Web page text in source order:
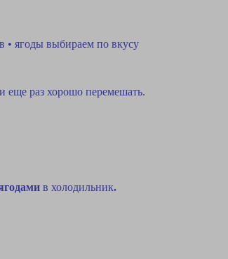
• ягоды выбираем по вкусу
еще раз хорошо перемешать.
в холодильник.